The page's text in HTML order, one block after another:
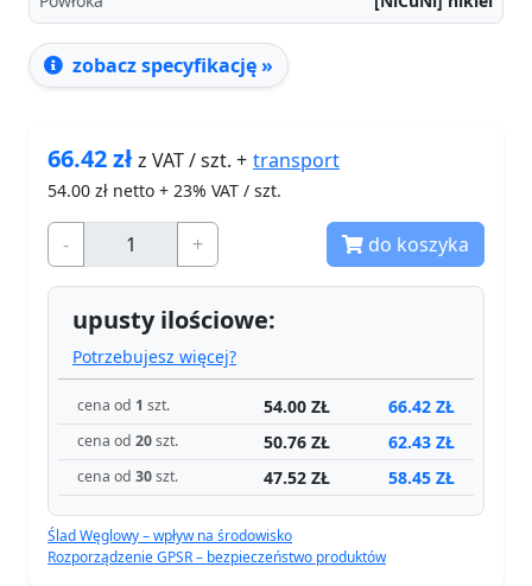
zobacz specyfikację »
66.42złz VAT / szt. + transport
54.00 zł netto + 23% VAT / szt.
- + do koszyka
upusty ilościowe:
Potrzebujesz więcej?
cena od 1 szt. 54.00 ZŁ 66.42 ZŁ
cena od 20szt. 50.76 ZŁ 62.43 ZŁ
cena od 30szt. 47.52 ZŁ 58.45 ZŁ
Ślad Węglowy – wpływ na środowisko
Rozporządzenie GPSR – bezpieczeństwo produktów